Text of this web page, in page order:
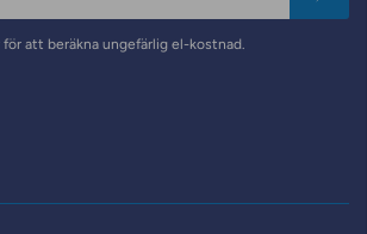
att beräkna ungefärlig el-kostnad.